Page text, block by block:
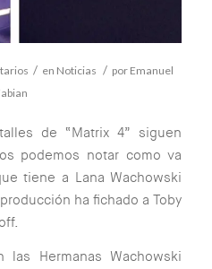
/ en Noticias / por Emanuel
de “Matrix 4” siguen
podemos notar como va
tiene a Lana Wachowski
ha fichado a Toby
Hermanas Wachowski